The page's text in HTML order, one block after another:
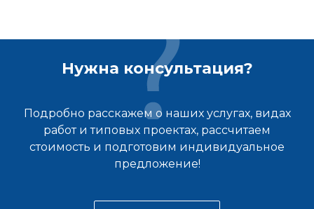
Нужна консультация?
Подробно расскажем о наших услугах, видах
работ и типовых проектах, рассчитаем
стоимость и подготовим индивидуальное
предложение!